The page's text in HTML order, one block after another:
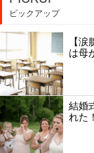
ピックアップ
【
は母
結婚
れた